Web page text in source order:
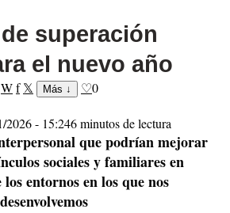
superación
el nuevo año
Wf 𝕏 Más ↓ ♡0
2026 - 15:246 minutos de lectura
que podrían mejorar
sociales y familiares en
entornos en los que nos
desenvolvemos